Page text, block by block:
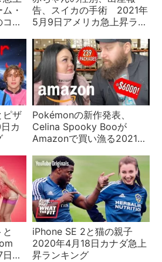
・
ー
告、スイカの手術 2021年
5月9日アメリカ急上昇ラン
ピザ
カ
Pokémonの新作発表、
Celina Spooky Booが
Amazonで買い漁る2021年
キング
カ
iPhone SE 2と猫の親子
2020年4月18日カナダ急上
昇ランキング